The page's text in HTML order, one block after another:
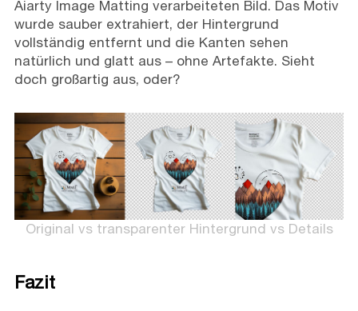
Aiarty Image Matting verarbeiteten Bild. Das Motiv
wurde sauber extrahiert, der Hintergrund
vollständig entfernt und die Kanten sehen
natürlich und glatt aus – ohne Artefakte. Sieht
doch großartig aus, oder?
Original vs transparenter Hintergrund vs Details
Fazit